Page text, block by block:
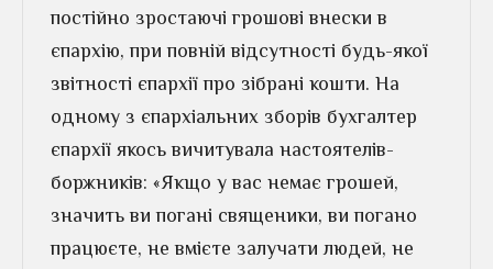
постійно зростаючі грошові внески в
єпархію, при повній відсутності будь-якої
звітності єпархії про зібрані кошти. На
одному з єпархіальних зборів бухгалтер
єпархії якось вичитувала настоятелів-
боржників: «Якщо у вас немає грошей,
значить ви погані священики, ви погано
працюєте, не вмієте залучати людей, не